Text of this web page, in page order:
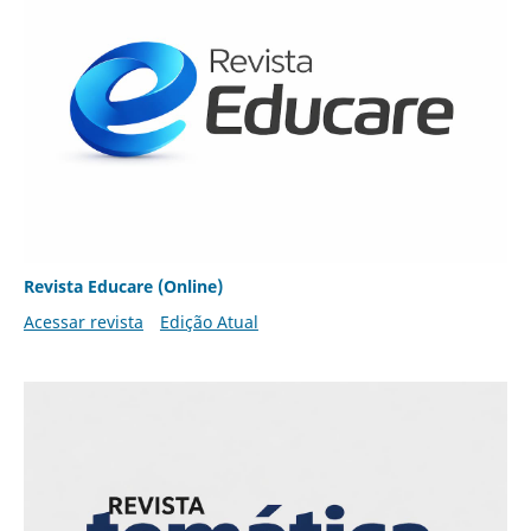
Revista Educare (Online)
Acessar revista
Edição Atual